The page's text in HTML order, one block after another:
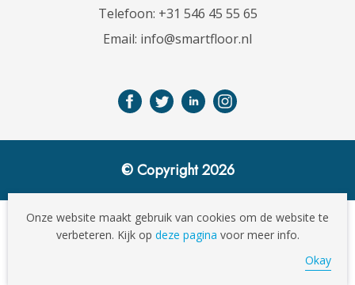
Onze website maakt gebruik van cookies om de website te
verbeteren. Kijk op deze pagina voor meer info.
Okay
Telefoon: +31 546 45 55 65
Email: info@smartfloor.nl
© Copyright 2026